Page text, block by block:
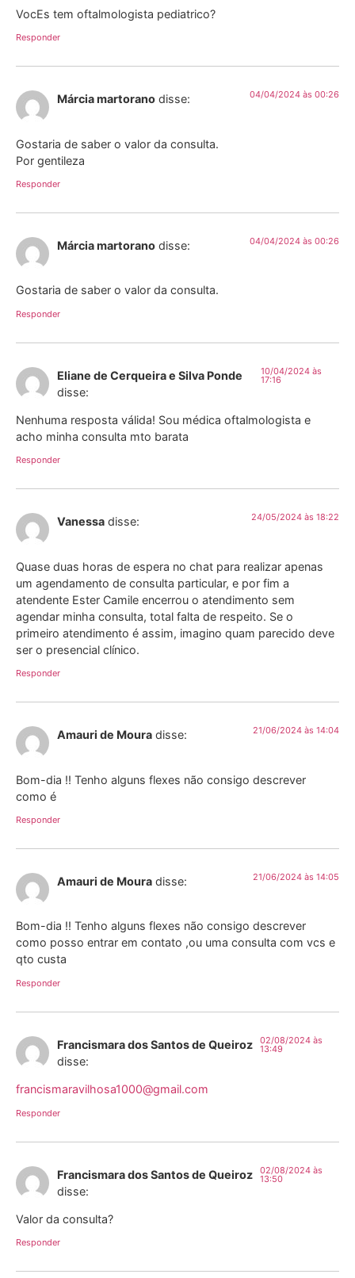
VocEs tem oftalmologista pediatrico?
Responder
Márcia martorano disse: 04/04/2024 às 00:26
Gostaria de saber o valor da consulta.
Por gentileza
Responder
Márcia martorano disse: 04/04/2024 às 00:26
Gostaria de saber o valor da consulta.
Responder
Eliane de Cerqueira e Silva Ponde
disse:
10/04/2024 às
17:16
Nenhuma resposta válida! Sou médica oftalmologista e
acho minha consulta mto barata
Responder
Vanessa disse: 24/05/2024 às 18:22
Quase duas horas de espera no chat para realizar apenas
um agendamento de consulta particular, e por fim a
atendente Ester Camile encerrou o atendimento sem
agendar minha consulta, total falta de respeito. Se o
primeiro atendimento é assim, imagino quam parecido deve
ser o presencial clínico.
Responder
Amauri de Moura disse: 21/06/2024 às 14:04
Bom-dia !! Tenho alguns flexes não consigo descrever
como é
Responder
Amauri de Moura disse: 21/06/2024 às 14:05
Bom-dia !! Tenho alguns flexes não consigo descrever
como posso entrar em contato ,ou uma consulta com vcs e
qto custa
Responder
Francismara dos Santos de Queiroz
disse:
02/08/2024 às
13:49
francismaravilhosa1000@gmail.com
Responder
Francismara dos Santos de Queiroz
disse:
02/08/2024 às
13:50
Valor da consulta?
Responder